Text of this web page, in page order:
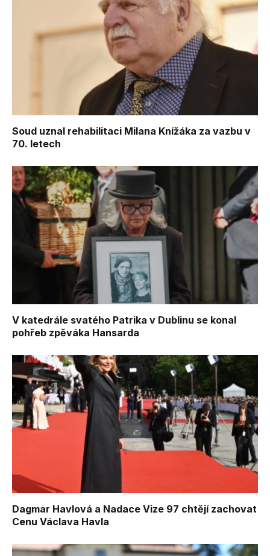
Soud uznal rehabilitaci Milana Knížáka za vazbu v
70. letech
V katedrále svatého Patrika v Dublinu se konal
pohřeb zpěváka Hansarda
Dagmar Havlová a Nadace Vize 97 chtějí zachovat
Cenu Václava Havla